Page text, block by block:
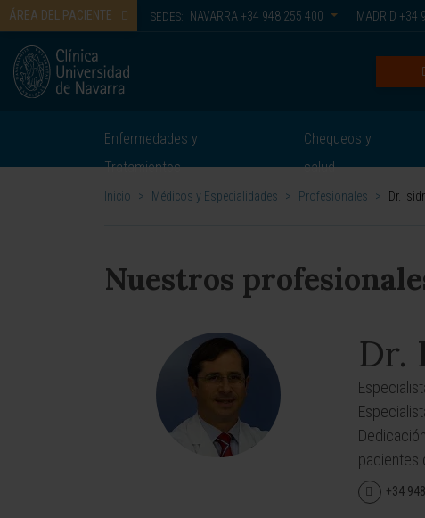
ÁREA DEL PACIENTE SEDES: NAVARRA +34 948 255 400 MADRID +34
Enfermedades y
Tratamientos
Chequeos y
salud
Inicio > Médicos y Especialidades > Profesionales > Dr.
Nuestros
Dr.
pacientes
+34